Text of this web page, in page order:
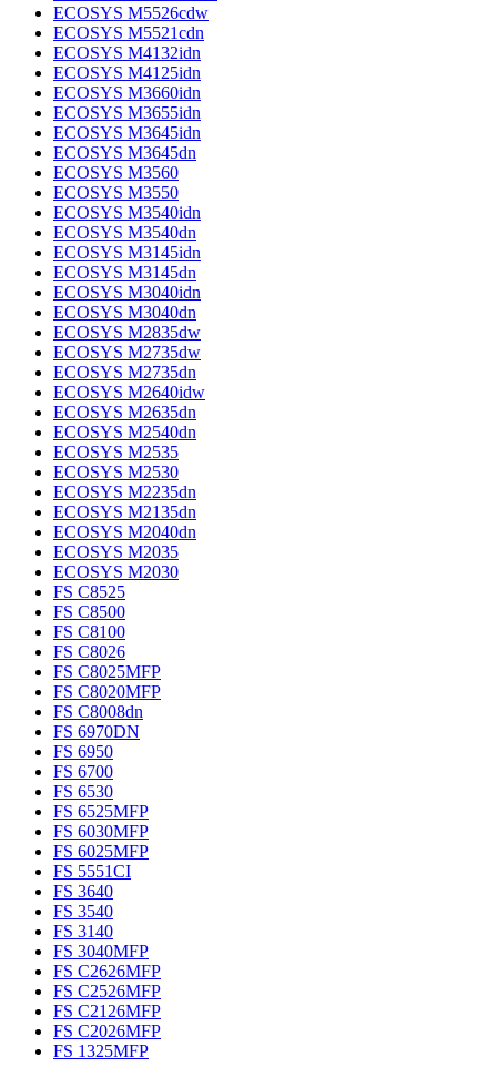
ECOSYS M5526cdw
ECOSYS M5521cdn
ECOSYS M4132idn
ECOSYS M4125idn
ECOSYS M3660idn
ECOSYS M3655idn
ECOSYS M3645idn
ECOSYS M3645dn
ECOSYS M3560
ECOSYS M3550
ECOSYS M3540idn
ECOSYS M3540dn
ECOSYS M3145idn
ECOSYS M3145dn
ECOSYS M3040idn
ECOSYS M3040dn
ECOSYS M2835dw
ECOSYS M2735dw
ECOSYS M2735dn
ECOSYS M2640idw
ECOSYS M2635dn
ECOSYS M2540dn
ECOSYS M2535
ECOSYS M2530
ECOSYS M2235dn
ECOSYS M2135dn
ECOSYS M2040dn
ECOSYS M2035
ECOSYS M2030
FS C8525
FS C8500
FS C8100
FS C8026
FS C8025MFP
FS C8020MFP
FS C8008dn
FS 6970DN
FS 6950
FS 6700
FS 6530
FS 6525MFP
FS 6030MFP
FS 6025MFP
FS 5551CI
FS 3640
FS 3540
FS 3140
FS 3040MFP
FS C2626MFP
FS C2526MFP
FS C2126MFP
FS C2026MFP
FS 1325MFP